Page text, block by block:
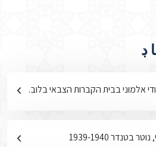
ڊ
אלמוני בבית הקברות הצבאי בלוב.
1939-1940